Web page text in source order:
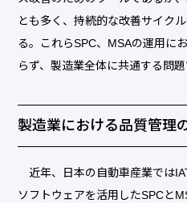
とも多く、持続的な改善サイク
る。これらSPC、MSAの運用に
らず、製造業全体に共通する問題
製造業における品質管理
近年、日本の自動車産業では
ソフトウェアを活用したSPCと